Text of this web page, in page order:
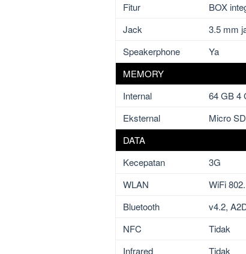
Fitur
BOX
Jack
3.5 mm
Speakerphone
Ya
MEMORY
Internal
64 GB 4
Eksternal
Micro
DATA
Kecepatan
3G
WLAN
WiFi
Bluetooth
v4.2,
NFC
Tidak
Infrared
Tidak